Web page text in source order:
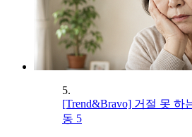
5.
[Trend&Bravo] 거절 못 하
동 5